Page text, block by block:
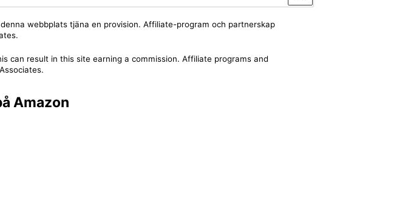
webbplats tjäna en provision. Affiliate-program och partnerskap
can result in this site earning a commission. Affiliate programs and
Amazon